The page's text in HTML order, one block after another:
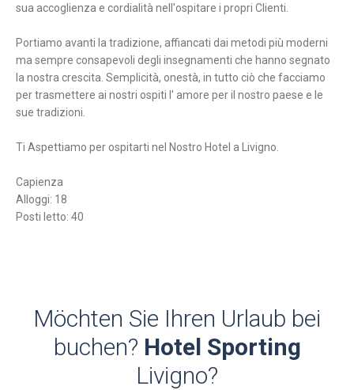
sua accoglienza e cordialità nell'ospitare i propri Clienti.
Portiamo avanti la tradizione, affiancati dai metodi più moderni
ma sempre consapevoli degli insegnamenti che hanno segnato
la nostra crescita. Semplicità, onestà, in tutto ciò che facciamo
per trasmettere ai nostri ospiti l' amore per il nostro paese e le
sue tradizioni.
Ti Aspettiamo per ospitarti nel Nostro Hotel a Livigno.
Capienza
Alloggi: 18
Posti letto: 40
Möchten Sie Ihren Urlaub bei
buchen? Hotel Sporting
Livigno?